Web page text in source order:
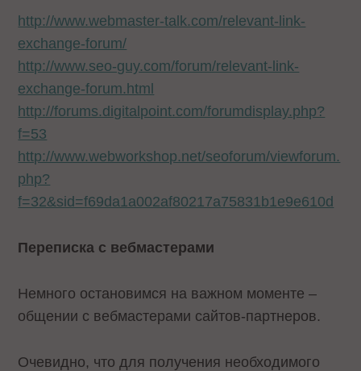
http://www.webmaster-talk.com/relevant-link-
exchange-forum/
http://www.seo-guy.com/forum/relevant-link-
exchange-forum.html
http://forums.digitalpoint.com/forumdisplay.php?
f=53
http://www.webworkshop.net/seoforum/viewforum.
php?
f=32&sid=f69da1a002af80217a75831b1e9e610d
Переписка с вебмастерами
Немного остановимся на важном моменте –
общении с вебмастерами сайтов-партнеров.
Очевидно, что для получения необходимого